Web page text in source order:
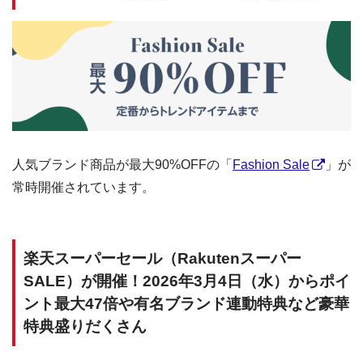
人気ブランド商品が最大90%OFFの「 Fashion Sale
」が
常時開催されています。
楽天スーパーセール（Rakutenスーパー
SALE）が開催！2026年3月4日（水）からポイ
ント最大47倍や有名ブランド連動特典など豪華
特典盛りだくさん